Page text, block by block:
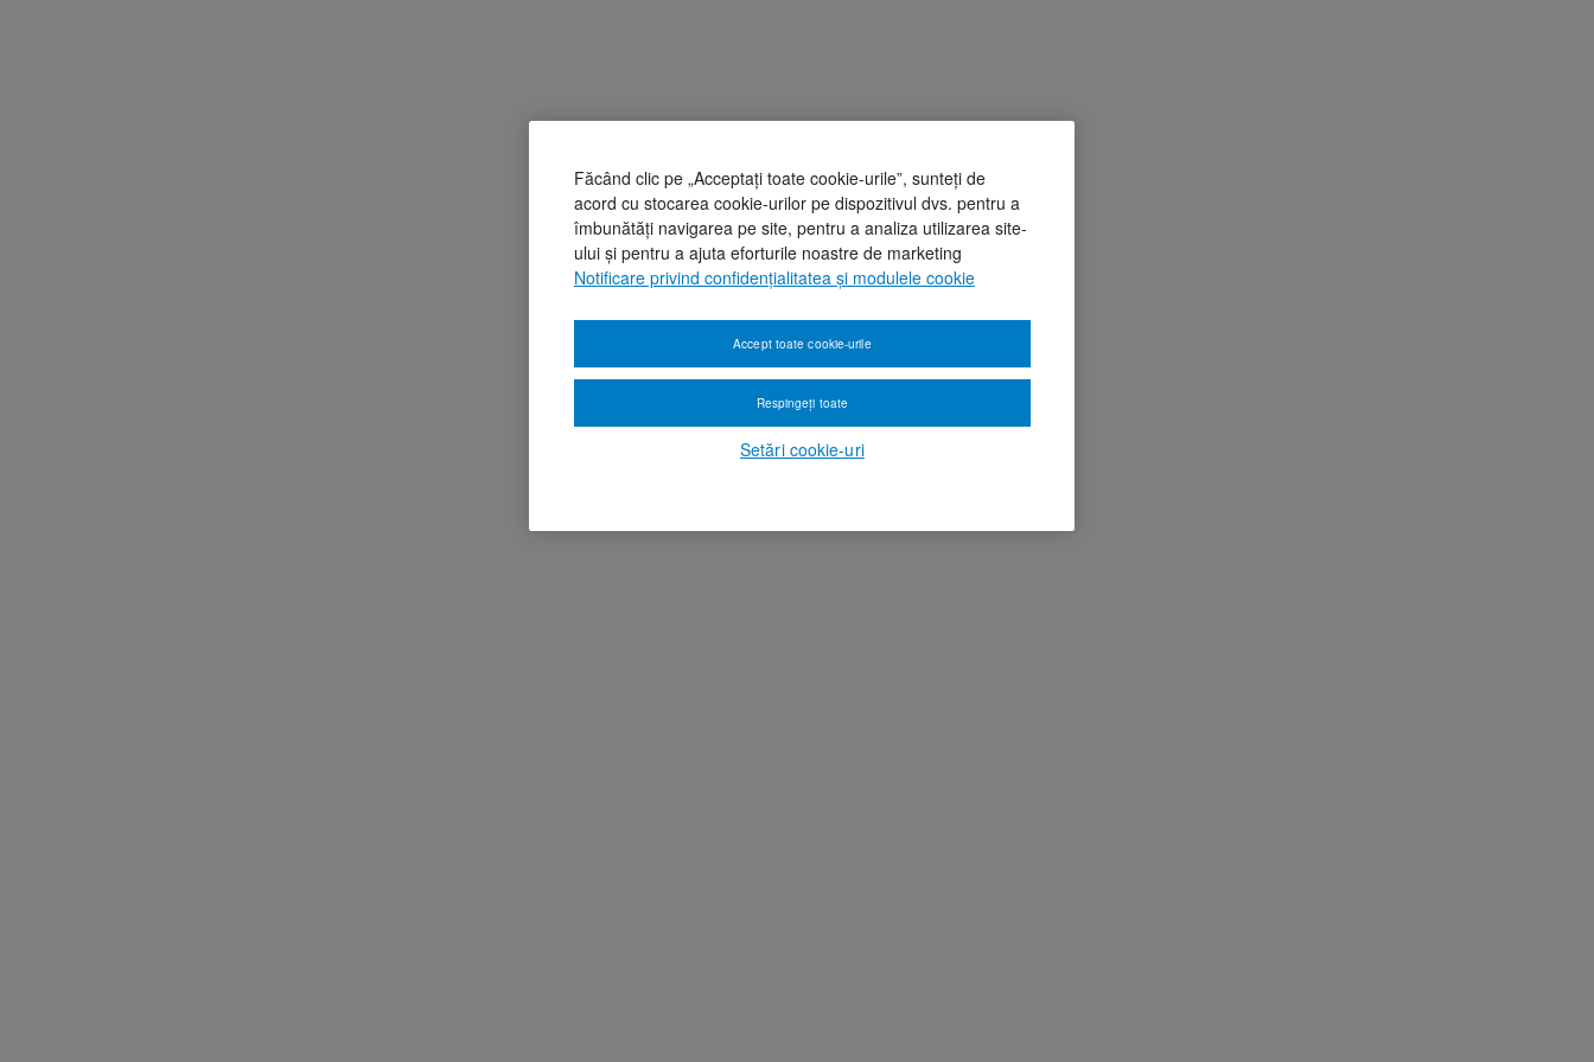
Făcând clic pe „Acceptați toate cookie-urile”, sunteți de
acord cu stocarea cookie-urilor pe dispozitivul dvs. pentru a
îmbunătăți navigarea pe site, pentru a analiza utilizarea site-
ului și pentru a ajuta eforturile noastre de marketing
Notificare privind confidențialitatea și modulele cookie
Setări cookie-uri
Respingeți toate
Accept toate cookie-urile